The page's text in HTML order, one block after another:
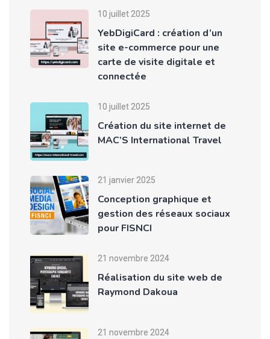
10 juillet 2025
YebDigiCard : création d’un
site e-commerce pour une
carte de visite digitale et
connectée
10 juillet 2025
Création du site internet de
MAC’S International Travel
21 janvier 2025
Conception graphique et
gestion des réseaux sociaux
pour FISNCI
21 novembre 2024
Réalisation du site web de
Raymond Dakoua
21 novembre 2024